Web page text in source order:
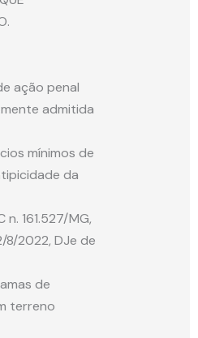
ação penal
admitida
mínimos de
da
161.527/MG,
8/2022, DJe de
de
terreno